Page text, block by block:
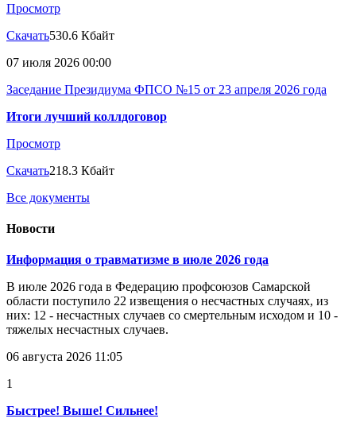
Просмотр
Скачать530.6 Кбайт
07 июля 2026 00:00
Заседание Президиума ФПСО №15 от 23 апреля 2026 года
Итоги лучший коллдоговор
Просмотр
Скачать218.3 Кбайт
Все документы
Новости
Информация о травматизме в июле 2026 года
В июле 2026 года в Федерацию профсоюзов Самарской
области поступило 22 извещения о несчастных случаях, из
них: 12 - несчастных случаев со смертельным исходом и 10 -
тяжелых несчастных случаев.
06 августа 2026 11:05
1
Быстрее! Выше! Сильнее!